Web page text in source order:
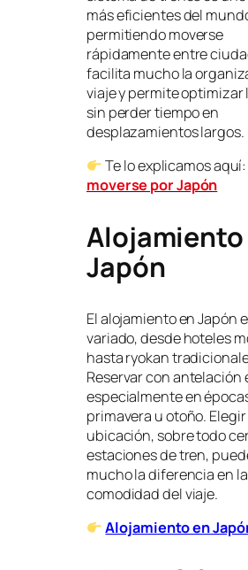
más eficientes del
permitiendo moverse
rápidamente entre
facilita mucho la
viaje y permite optimizar
sin perder tiempo en
desplazamientos largos.
Te lo explicamos
moverse por Japón
Alojamiento
Japón
El alojamiento en Japón
variado, desde hoteles
hasta ryokan
Reservar con antelación
especialmente en
primavera u otoño.
ubicación, sobre todo
estaciones de tren,
mucho la diferencia en la
comodidad del viaje.
Alojamiento en